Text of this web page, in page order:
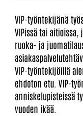
VIP-työntekijänä
VIPissä tai
ruoka- ja
VIP-työntekijöillä
ehdoton etu. VIP-
anniskelupisteissä
vuoden ikää.